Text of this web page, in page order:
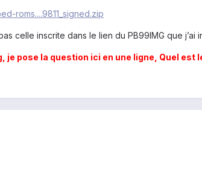
roms....9811_signed.zip
celle inscrite dans le lien du PB99IMG que j’ai
je pose la question ici en une ligne, Quel